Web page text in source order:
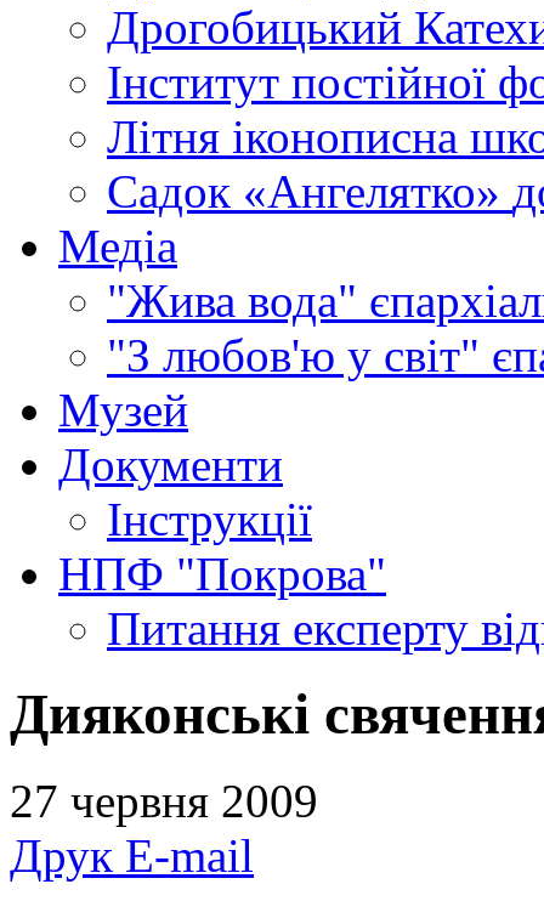
Дрогобицький
Інститут постійної
Літня іконописна
Садок «Ангелятко»
Медіа
"Жива вода"
"З любов'ю у світ"
Музей
Документи
Інструкції
НПФ "Покрова"
Питання експерту
Дияконські
27 червня 2009
Друк E-mail